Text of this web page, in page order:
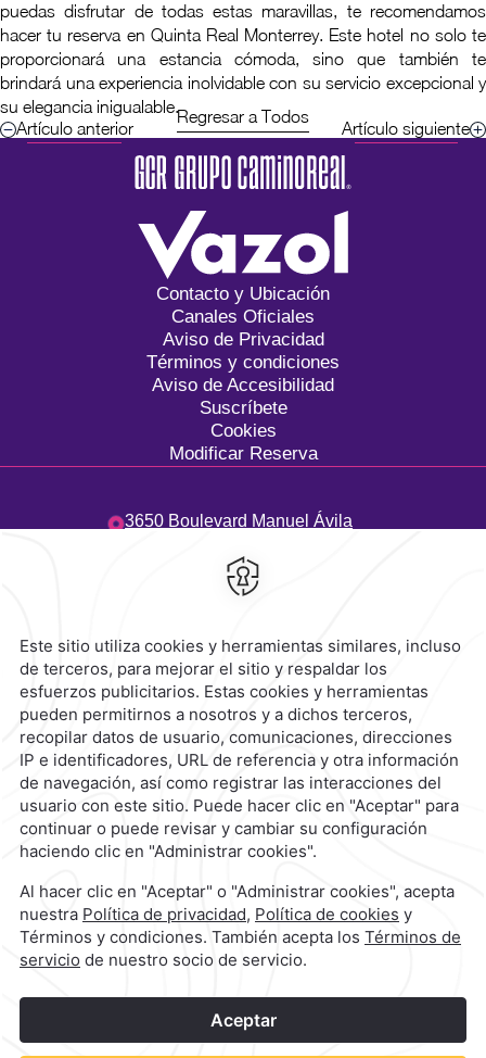
puedas disfrutar de todas estas maravillas, te recomendamos
hacer tu reserva en Quinta Real Monterrey. Este hotel no solo te
proporcionará una estancia cómoda, sino que también te
brindará una experiencia inolvidable con su servicio excepcional y
su elegancia inigualable.
Artículo anterior
Regresar a Todos
Artículo siguiente
Contacto y Ubicación
Canales Oficiales
Aviso de Privacidad
Términos y condiciones
Aviso de Accesibilidad
Suscríbete
Cookies
Modificar Reserva
3650 Boulevard Manuel Ávila
Boca del Río, Mexico
229 923 5500
contacto@caminoreal.com
reservaciones@caminoreal.com